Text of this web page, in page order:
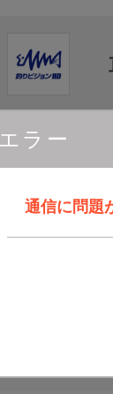
エラー
通信に問題